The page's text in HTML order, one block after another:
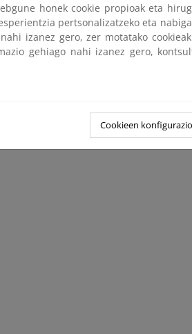
honek cookie propioak eta
pertsonalizatzeko eta
izanez gero, zer motatako
gehiago nahi izanez gero,
Cookieen